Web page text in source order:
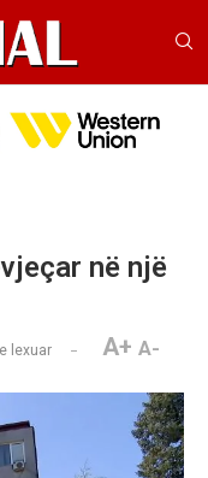
në një
e lexuar A+ A-